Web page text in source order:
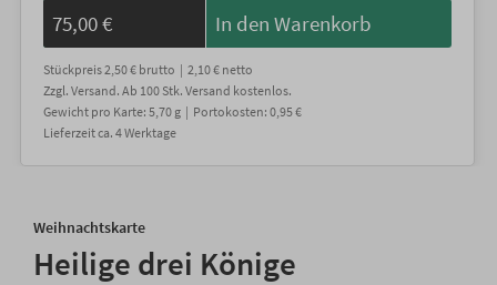
75,00 € In den Warenkorb
Stückpreis2,50 € brutto | 2,10 € netto
Zzgl. Versand. Ab 100 Stk. Versand kostenlos.
Gewicht pro Karte: 5,70 g | Portokosten: 0,95 €
Lieferzeitca. 4Werktage
Weihnachtskarte
Heilige drei Könige